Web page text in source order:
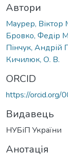
Автори
Маурер, Віктор
Бровко, Федір
Пінчук, Андрій
Кичилюк, О. В.
ORCID
https://
Видавець
НУБіП України
Анотація